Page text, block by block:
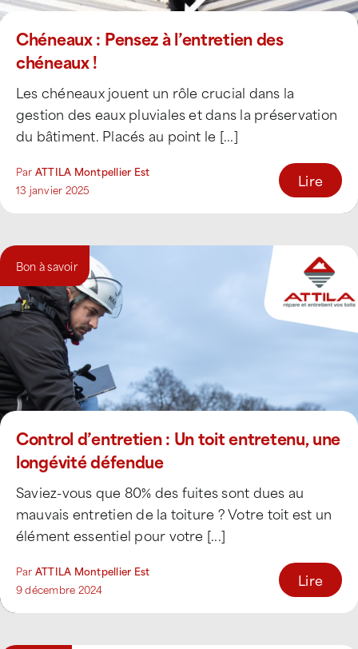
Chéneaux : Pensez à l’entretien des
chéneaux !
Les chéneaux jouent un rôle crucial dans la
gestion des eaux pluviales et dans la préservation
du bâtiment. Placés au point le [...]
Par ATTILA Montpellier Est
13 janvier 2025
Lire
Bon à savoir
Control d’entretien : Un toit entretenu, une
longévité défendue
Saviez-vous que 80% des fuites sont dues au
mauvais entretien de la toiture ? Votre toit est un
élément essentiel pour votre [...]
Par ATTILA Montpellier Est
9 décembre 2024
Lire